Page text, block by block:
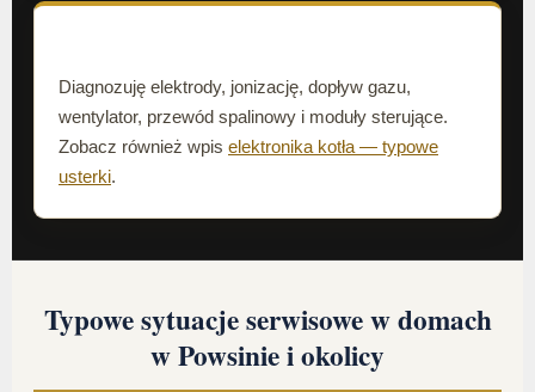
Diagnozuję elektrody, jonizację, dopływ gazu,
wentylator, przewód spalinowy i moduły sterujące.
Zobacz również wpis elektronika kotła — typowe
usterki.
Typowe sytuacje serwisowe w domach
w Powsinie i okolicy